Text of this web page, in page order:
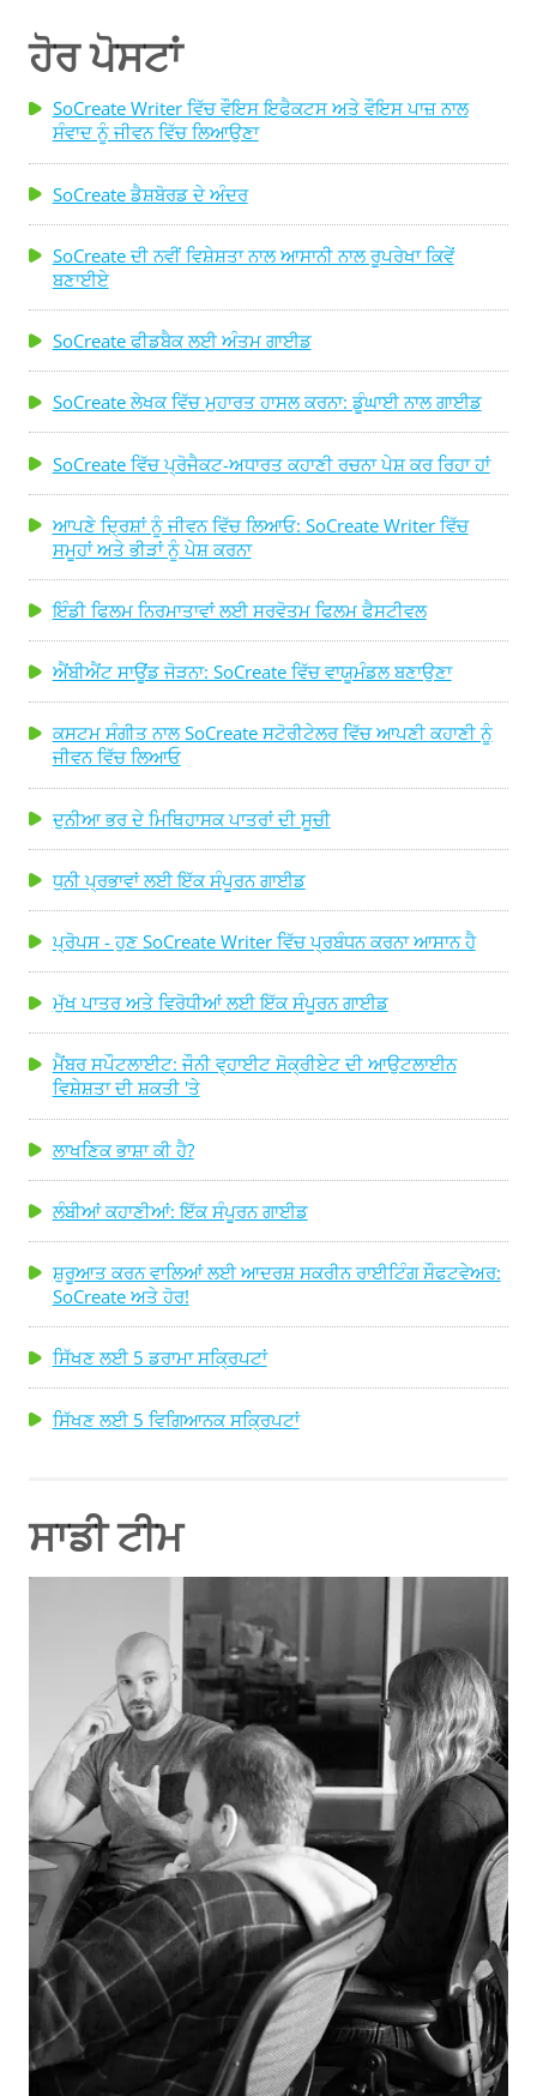
ਮੈਂ ਸਿਰਫ਼ ਇਸ ਗੱਲ 'ਤੇ ਜ਼ੋਰ ਦੇਣਾ ਚਾਹੁੰਦਾ ਹਾਂ ਕਿ ਉੱਚ-ਕੀਮਤ ਵਾਲੀਆਂ
ਵਿਸ਼ੇਸ਼ ਸਕ੍ਰੀਨਪਲੇਅ ਦੀ ਹੇਠ ਲਿਖੀ ਸੂਚੀ ਬਾਹਰੀ ਹੈ। ਉਹ ਫਿਲਮ
ਉਦਯੋਗ ਵਿੱਚ ਆਦਰਸ਼ ਨਹੀਂ ਹਨ। ਦੁਨੀਆ ਦੇ ਕੁਝ ਸਭ ਤੋਂ ਮਹਿੰਗੇ
ਸਕ੍ਰੀਨਪਲੇਅ ਬਾਰੇ ਹੋਰ ਜਾਣਨ ਲਈ ਪੜ੍ਹੋ! ਟੈਰੀ ਰੋਸੀਓ ਅਤੇ ਬਿਲ
ਮਾਰਸੀਲੀ ਦੁਆਰਾ ਲਿਖੀ ਗਈ ਇੱਕ ਵਿਗਿਆਨਕ ਗਲਪ ਐਕਸ਼ਨ ਫਿਲਮ
"ਡੇਜਾ ਵੂ", $5 ਮਿਲੀਅਨ ਵਿੱਚ ਵਿਕ ਗਈ। "ਟੱਲਡੇਗਾ ਨਾਈਟਸ," ਇੱਕ
ਕਾਮੇਡੀ ...
ਹੋਰ ਪੋਸਟਾਂ
SoCreate Writer ਵਿੱਚ ਵੌਇਸ ਇਫੈਕਟਸ ਅਤੇ ਵੌਇਸ ਪਾਜ਼ ਨਾਲ
ਸੰਵਾਦ ਨੂੰ ਜੀਵਨ ਵਿੱਚ ਲਿਆਉਣਾ
SoCreate ਡੈਸ਼ਬੋਰਡ ਦੇ ਅੰਦਰ
SoCreate ਦੀ ਨਵੀਂ ਵਿਸ਼ੇਸ਼ਤਾ ਨਾਲ ਆਸਾਨੀ ਨਾਲ ਰੂਪਰੇਖਾ ਕਿਵੇਂ
ਬਣਾਈਏ
SoCreate ਫੀਡਬੈਕ ਲਈ ਅੰਤਮ ਗਾਈਡ
SoCreate ਲੇਖਕ ਵਿੱਚ ਮੁਹਾਰਤ ਹਾਸਲ ਕਰਨਾ: ਡੂੰਘਾਈ ਨਾਲ ਗਾਈਡ
SoCreate ਵਿੱਚ ਪ੍ਰੋਜੈਕਟ-ਅਧਾਰਤ ਕਹਾਣੀ ਰਚਨਾ ਪੇਸ਼ ਕਰ ਰਿਹਾ ਹਾਂ
ਆਪਣੇ ਦ੍ਰਿਸ਼ਾਂ ਨੂੰ ਜੀਵਨ ਵਿੱਚ ਲਿਆਓ: SoCreate Writer ਵਿੱਚ
ਸਮੂਹਾਂ ਅਤੇ ਭੀੜਾਂ ਨੂੰ ਪੇਸ਼ ਕਰਨਾ
ਇੰਡੀ ਫਿਲਮ ਨਿਰਮਾਤਾਵਾਂ ਲਈ ਸਰਵੋਤਮ ਫਿਲਮ ਫੈਸਟੀਵਲ
ਐਂਬੀਐਂਟ ਸਾਊਂਡ ਜੋੜਨਾ: SoCreate ਵਿੱਚ ਵਾਯੂਮੰਡਲ ਬਣਾਉਣਾ
ਕਸਟਮ ਸੰਗੀਤ ਨਾਲ SoCreate ਸਟੋਰੀਟੇਲਰ ਵਿੱਚ ਆਪਣੀ ਕਹਾਣੀ ਨੂੰ
ਜੀਵਨ ਵਿੱਚ ਲਿਆਓ
ਦੁਨੀਆ ਭਰ ਦੇ ਮਿਥਿਹਾਸਕ ਪਾਤਰਾਂ ਦੀ ਸੂਚੀ
ਧੁਨੀ ਪ੍ਰਭਾਵਾਂ ਲਈ ਇੱਕ ਸੰਪੂਰਨ ਗਾਈਡ
ਪ੍ਰੋਪਸ - ਹੁਣ SoCreate Writer ਵਿੱਚ ਪ੍ਰਬੰਧਨ ਕਰਨਾ ਆਸਾਨ ਹੈ
ਮੁੱਖ ਪਾਤਰ ਅਤੇ ਵਿਰੋਧੀਆਂ ਲਈ ਇੱਕ ਸੰਪੂਰਨ ਗਾਈਡ
ਮੈਂਬਰ ਸਪੌਟਲਾਈਟ: ਜੌਨੀ ਵ੍ਹਾਈਟ ਸੋਕ੍ਰੀਏਟ ਦੀ ਆਉਟਲਾਈਨ
ਵਿਸ਼ੇਸ਼ਤਾ ਦੀ ਸ਼ਕਤੀ 'ਤੇ
ਲਾਖਣਿਕ ਭਾਸ਼ਾ ਕੀ ਹੈ?
ਲੰਬੀਆਂ ਕਹਾਣੀਆਂ: ਇੱਕ ਸੰਪੂਰਨ ਗਾਈਡ
ਸ਼ੁਰੂਆਤ ਕਰਨ ਵਾਲਿਆਂ ਲਈ ਆਦਰਸ਼ ਸਕਰੀਨ ਰਾਈਟਿੰਗ ਸੌਫਟਵੇਅਰ:
SoCreate ਅਤੇ ਹੋਰ!
ਸਿੱਖਣ ਲਈ 5 ਡਰਾਮਾ ਸਕ੍ਰਿਪਟਾਂ
ਸਿੱਖਣ ਲਈ 5 ਵਿਗਿਆਨਕ ਸਕ੍ਰਿਪਟਾਂ
ਸਾਡੀ ਟੀਮ